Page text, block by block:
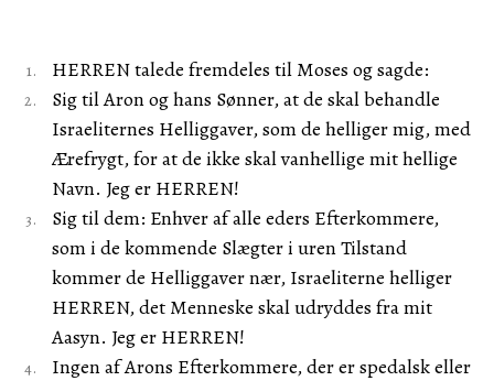
HERREN talede fremdeles til Moses og sagde:
Sig til Aron og hans Sønner, at de skal behandle
Israeliternes Helliggaver, som de helliger mig, med
Ærefrygt, for at de ikke skal vanhellige mit hellige
Navn. Jeg er HERREN!
Sig til dem: Enhver af alle eders Efterkommere,
som i de kommende Slægter i uren Tilstand
kommer de Helliggaver nær, Israeliterne helliger
HERREN, det Menneske skal udryddes fra mit
Aasyn. Jeg er HERREN!
Ingen af Arons Efterkommere, der er spedalsk eller